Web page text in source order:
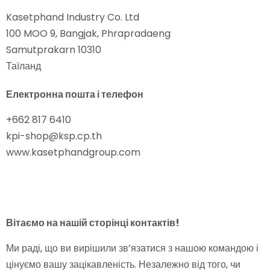
Kasetphand Industry Co. Ltd
100 MOO 9, Bangjak, Phrapradaeng
Samutprakarn 10310
Таїланд
Електронна пошта і телефон
+662 817 6410
kpi-shop@ksp.cp.th
www.kasetphandgroup.com
Вітаємо на нашій сторінці контактів!
Ми раді, що ви вирішили зв’язатися з нашою командою і
цінуємо вашу зацікавленість. Незалежно від того, чи